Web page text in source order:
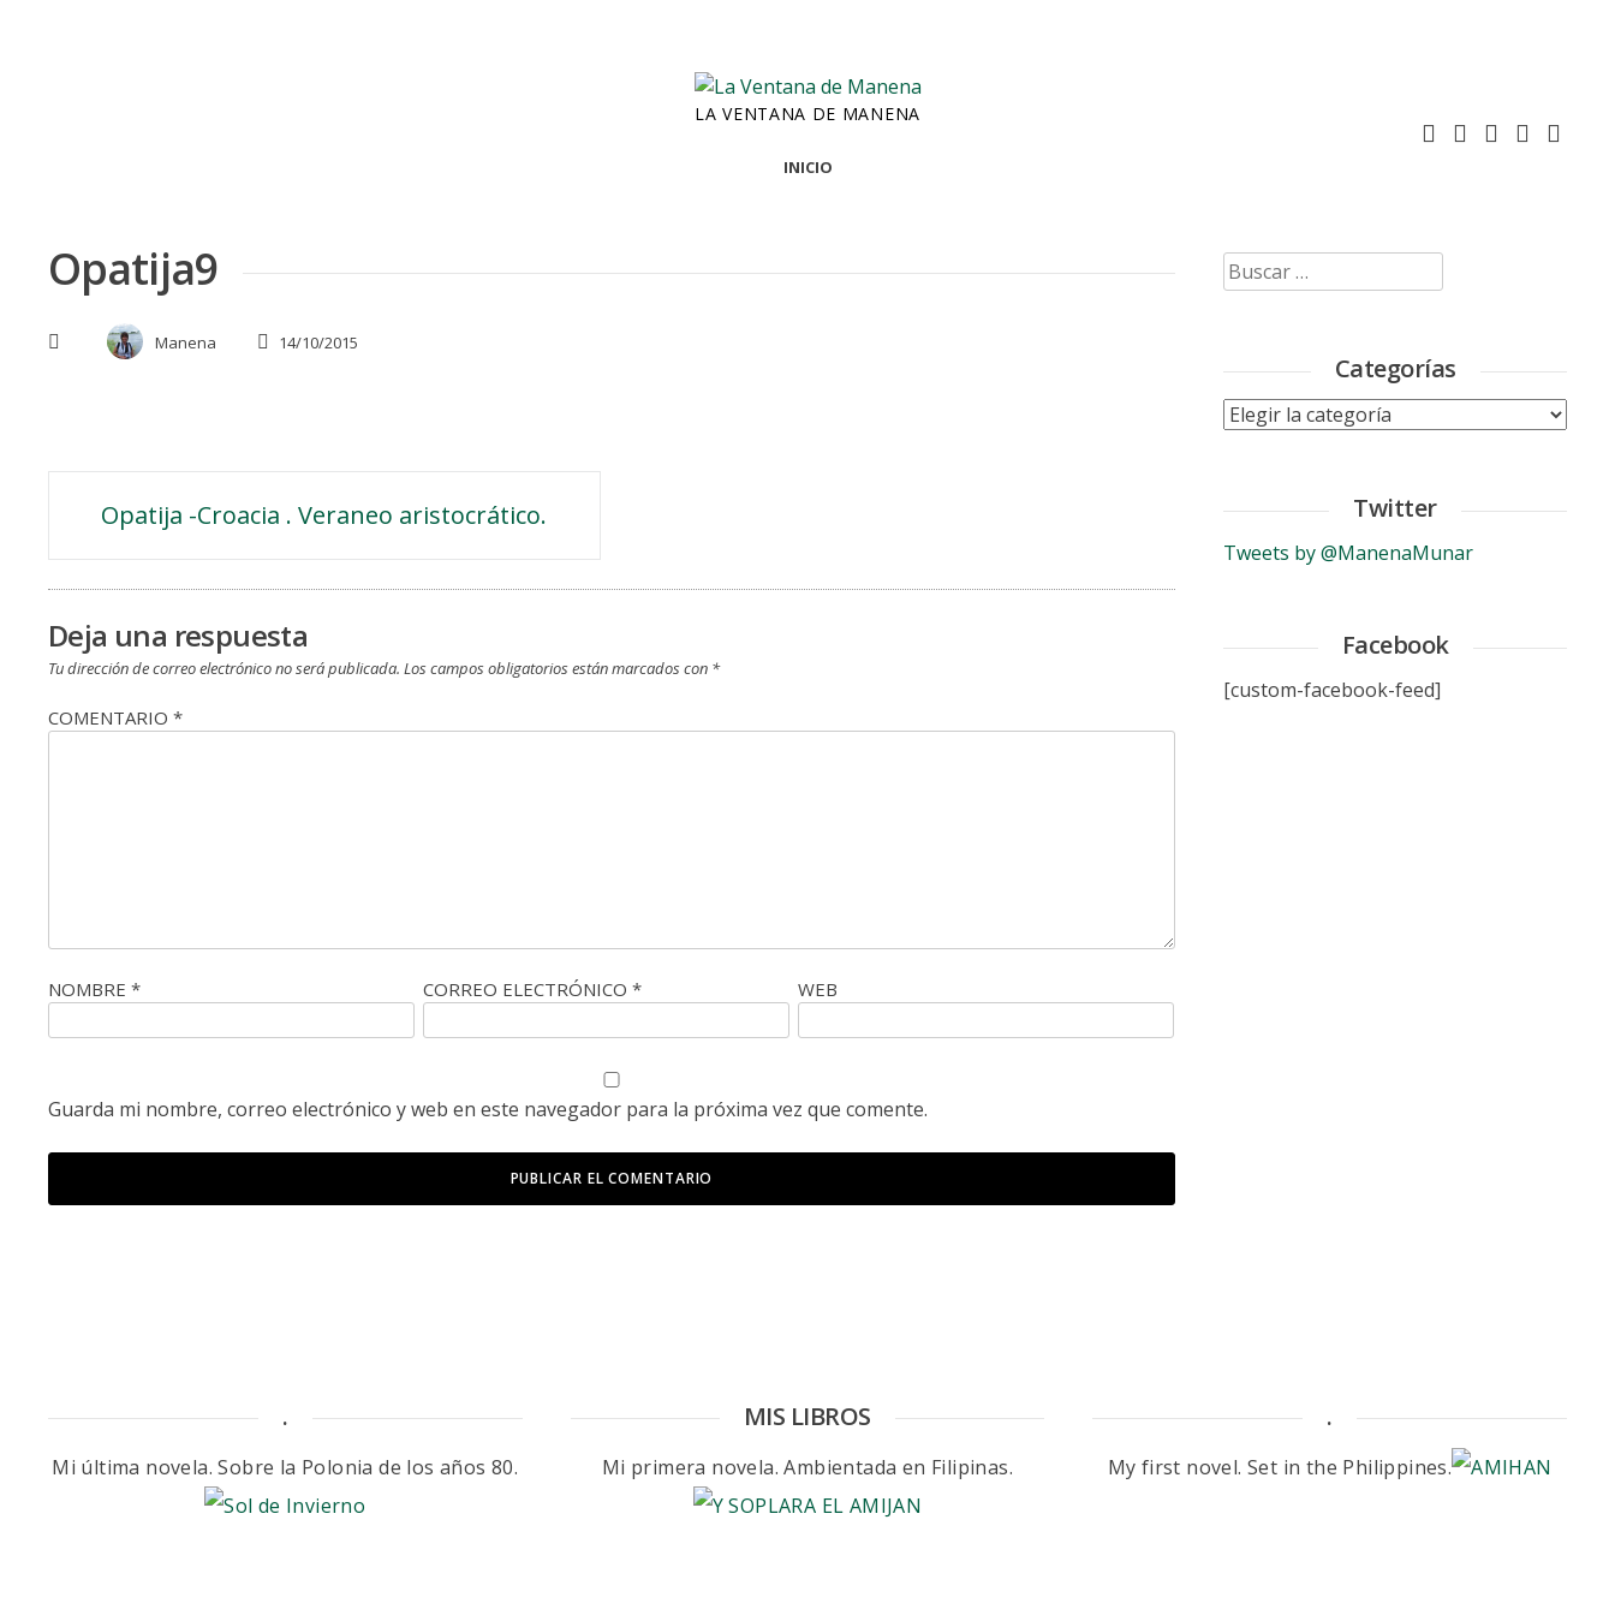
LA VENTANA DE MANENA
INICIO
Opatija9
Manena 14/10/2015
Navegación
de
entradas
Opatija -Croacia . Veraneo aristocrático.
Deja una respuesta
Tu dirección de correo electrónico no será publicada. Los campos obligatorios están marcados con *
COMENTARIO *
NOMBRE * CORREO ELECTRÓNICO* WEB
Guarda mi nombre, correo electrónico y web en este navegador para la próxima vez que comente.
Buscar:
Categorías
Categorías
Twitter
Tweets by @ManenaMunar
Facebook
[custom-facebook-feed]
.
Mi última novela. Sobre la Polonia de los años 80.
MIS LIBROS
Mi primera novela. Ambientada en Filipinas.
.
My first novel. Set in the Philippines.